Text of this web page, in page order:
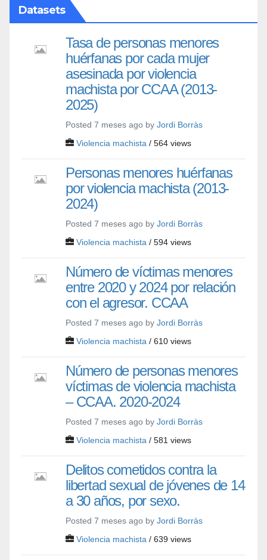
Datasets
Tasa de personas menores
huérfanas por cada mujer
asesinada por violencia
machista por CCAA (2013-
2025)
Posted 7 meses ago by Jordi Borràs
Violencia machista / 564 views
Personas menores huérfanas
por violencia machista (2013-
2024)
Posted 7 meses ago by Jordi Borràs
Violencia machista / 594 views
Número de víctimas menores
entre 2020 y 2024 por relación
con el agresor. CCAA
Posted 7 meses ago by Jordi Borràs
Violencia machista / 610 views
Número de personas menores
víctimas de violencia machista
– CCAA. 2020-2024
Posted 7 meses ago by Jordi Borràs
Violencia machista / 581 views
Delitos cometidos contra la
libertad sexual de jóvenes de 14
a 30 años, por sexo.
Posted 7 meses ago by Jordi Borràs
Violencia machista / 639 views